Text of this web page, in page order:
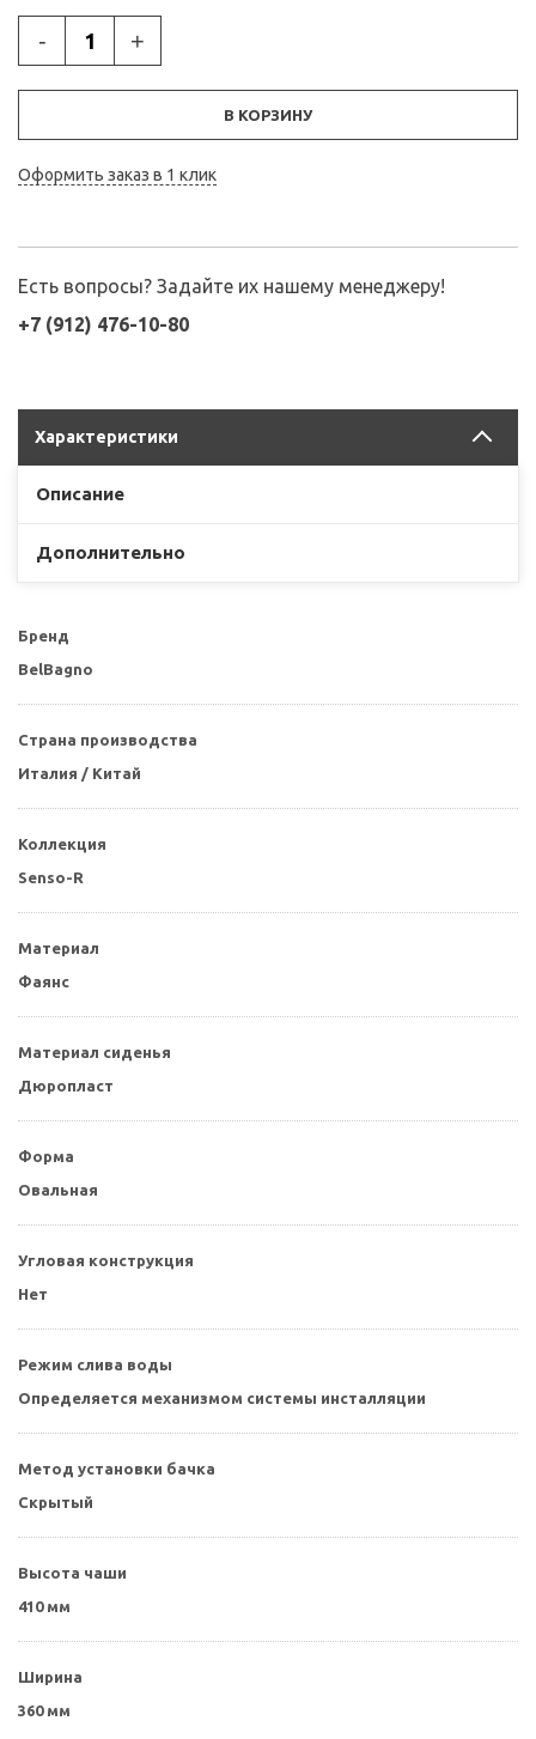
- +
В КОРЗИНУ
Оформить заказ в 1 клик
Есть вопросы? Задайте их нашему менеджеру!
+7 (912) 476-10-80
Характеристики
Описание
Дополнительно
Бренд
BelBagno
Страна производства
Италия / Китай
Коллекция
Senso-R
Материал
Фаянс
Материал сиденья
Дюропласт
Форма
Овальная
Угловая конструкция
Нет
Режим слива воды
Определяется механизмом системы инсталляции
Метод установки бачка
Скрытый
Высота чаши
410 мм
Ширина
360 мм